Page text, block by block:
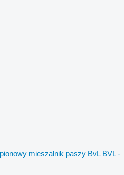
pionowy mieszalnik paszy BvL BVL -